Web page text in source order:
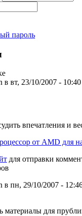
пароль
вт, 23/10/2007 - 10:40
впечатления и
от AMD для
для отправки
в пн, 29/10/2007 -
материалы для